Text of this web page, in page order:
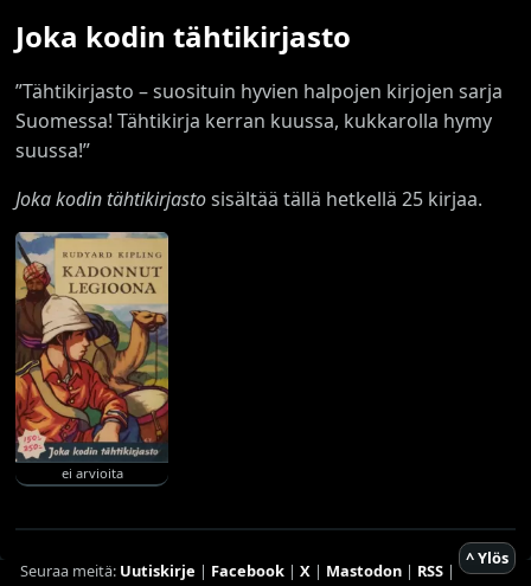
Joka kodin tähtikirjasto
”Tähtikirjasto – suosituin hyvien halpojen kirjojen sarja
Suomessa! Tähtikirja kerran kuussa, kukkarolla hymy
suussa!”
Joka kodin tähtikirjastosisältää tällä hetkellä 25 kirjaa.
ei arvioita
^ Ylös
Seuraa meitä: Uutiskirje | Facebook| X| Mastodon| RSS|